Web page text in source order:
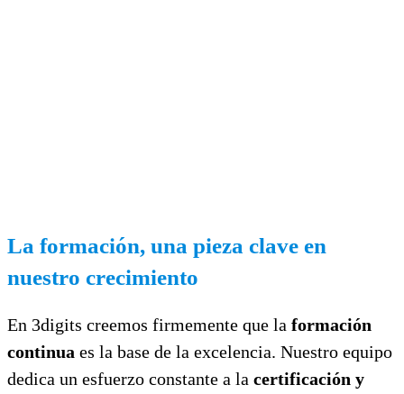
La formación, una pieza clave en
nuestro crecimiento
En 3digits creemos firmemente que la formación
continua es la base de la excelencia. Nuestro equipo
dedica un esfuerzo constante a la certificación y